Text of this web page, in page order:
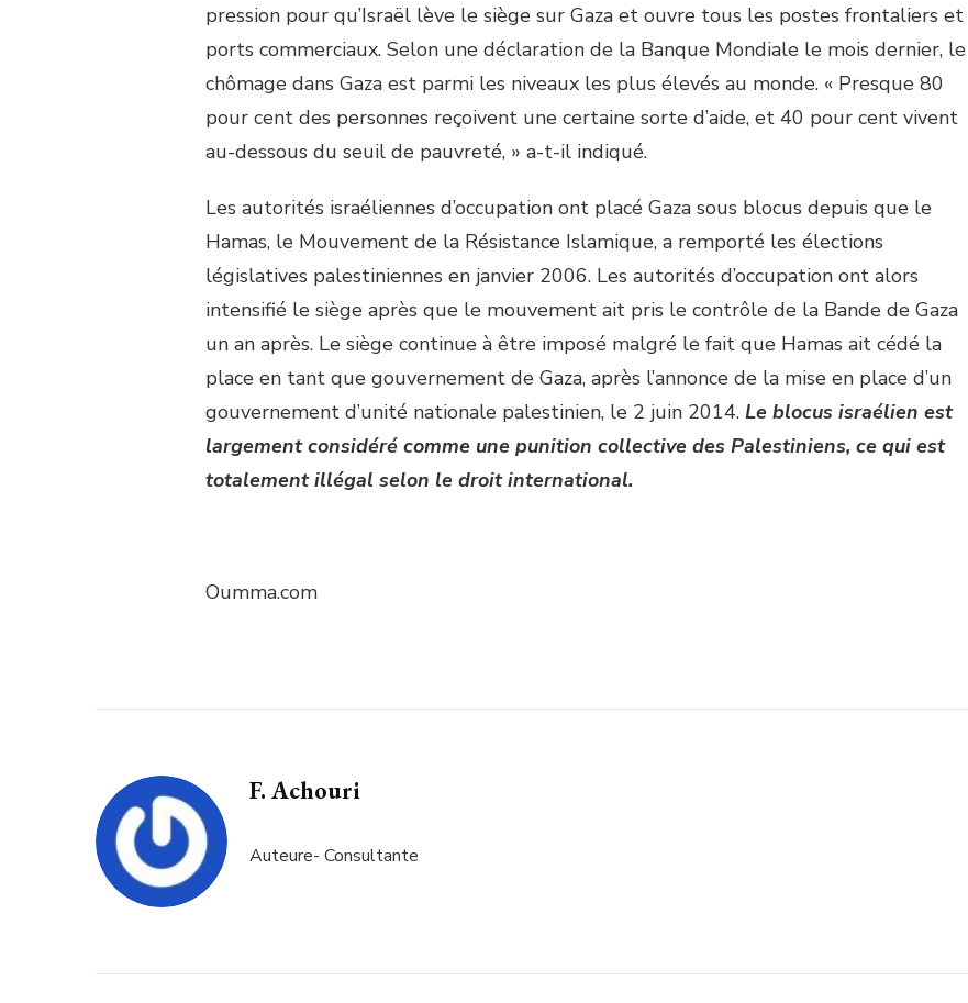
pression pour qu’Israël lève le siège sur Gaza et ouvre tous les postes frontaliers et
ports commerciaux. Selon une déclaration de la Banque Mondiale le mois dernier, le
chômage dans Gaza est parmi les niveaux les plus élevés au monde. « Presque 80
pour cent des personnes reçoivent une certaine sorte d’aide, et 40 pour cent vivent
au-dessous du seuil de pauvreté, » a-t-il indiqué.
Les autorités israéliennes d’occupation ont placé Gaza sous blocus depuis que le
Hamas, le Mouvement de la Résistance Islamique, a remporté les élections
législatives palestiniennes en janvier 2006. Les autorités d’occupation ont alors
intensifié le siège après que le mouvement ait pris le contrôle de la Bande de Gaza
un an après. Le siège continue à être imposé malgré le fait que Hamas ait cédé la
place en tant que gouvernement de Gaza, après l’annonce de la mise en place d’un
gouvernement d’unité nationale palestinien, le 2 juin 2014. Le blocus israélien est
largement considéré comme une punition collective des Palestiniens, ce qui est
totalement illégal selon le droit international.
Oumma.com
F. Achouri
Auteure- Consultante